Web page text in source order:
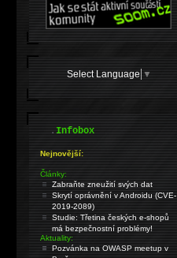
Select Language ▼
.Infobox
Nejnovější:
Články:
Zabraňte zneužití svých dat
Skrytí oprávnění v Androidu (CVE-
2019-2089)
Studie: Třetina českých e-shopů
má bezpečnostní problémy!
Aktuality:
Pozvánka na OWASP meetup v